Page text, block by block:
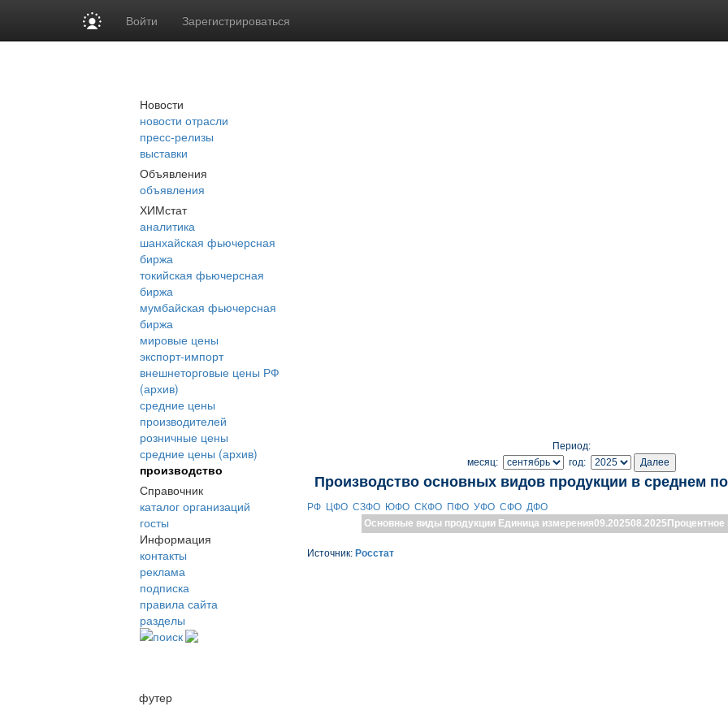
Войти Зарегистрироваться
Новости
новости отрасли
пресс-релизы
выставки
Объявления
объявления
ХИМстат
аналитика
шанхайская фьючерсная
биржа
токийская фьючерсная
биржа
мумбайская фьючерсная
биржа
мировые цены
экспорт-импорт
внешнеторговые цены РФ
(архив)
средние цены
производителей
розничные цены
средние цены (архив)
производство
Справочник
каталог организаций
госты
Информация
контакты
реклама
подписка
правила сайта
разделы
поиск
Период:
месяц:
год:
Производство основных видов продукции в среднем по
РФ ЦФО СЗФО ЮФО СКФО ПФО УФО СФО ДФО
Основные виды продукции Единица измерения09.202508.2025 Процентное
Источник: Росстат
футер